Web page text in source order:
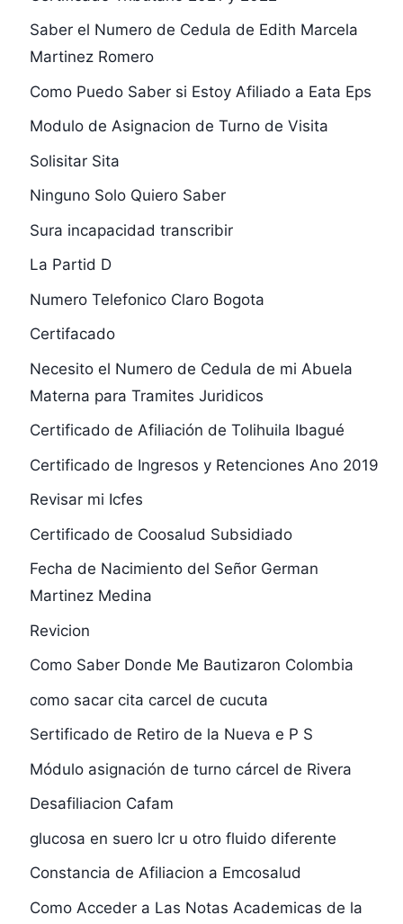
Saber el Numero de Cedula de Edith Marcela
Martinez Romero
Como Puedo Saber si Estoy Afiliado a Eata Eps
Modulo de Asignacion de Turno de Visita
Solisitar Sita
Ninguno Solo Quiero Saber
Sura incapacidad transcribir
La Partid D
Numero Telefonico Claro Bogota
Certifacado
Necesito el Numero de Cedula de mi Abuela
Materna para Tramites Juridicos
Certificado de Afiliación de Tolihuila Ibagué
Certificado de Ingresos y Retenciones Ano 2019
Revisar mi Icfes
Certificado de Coosalud Subsidiado
Fecha de Nacimiento del Señor German
Martinez Medina
Revicion
Como Saber Donde Me Bautizaron Colombia
como sacar cita carcel de cucuta
Sertificado de Retiro de la Nueva e P S
Módulo asignación de turno cárcel de Rivera
Desafiliacion Cafam
glucosa en suero lcr u otro fluido diferente
Constancia de Afiliacion a Emcosalud
Como Acceder a Las Notas Academicas de la